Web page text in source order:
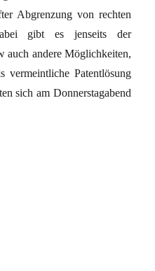
Abgrenzung von rechten
gibt es jenseits der
auch andere Möglichkeiten,
vermeintliche Patentlösung
sich am Donnerstagabend
Deserteure!“